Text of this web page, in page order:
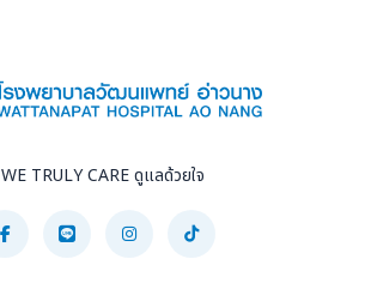
WE TRULY CARE ดูแลด้วยใจ